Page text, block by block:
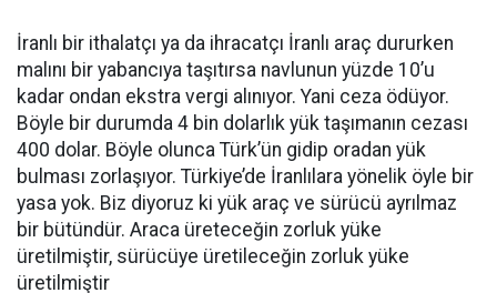
İranlı bir ithalatçı ya da ihracatçı İranlı araç dururken
malını bir yabancıya taşıtırsa navlunun yüzde 10’u
kadar ondan ekstra vergi alınıyor. Yani ceza ödüyor.
Böyle bir durumda 4 bin dolarlık yük taşımanın cezası
400 dolar. Böyle olunca Türk’ün gidip oradan yük
bulması zorlaşıyor. Türkiye’de İranlılara yönelik öyle bir
yasa yok. Biz diyoruz ki yük araç ve sürücü ayrılmaz
bir bütündür. Araca üreteceğin zorluk yüke
üretilmiştir, sürücüye üretileceğin zorluk yüke
üretilmiştir